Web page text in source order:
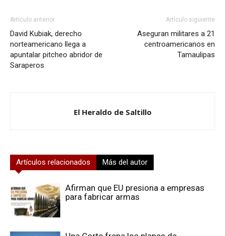
Artículo anterior
David Kubiak, derecho
norteamericano llega a
apuntalar pitcheo abridor de
Saraperos⁩
Artículo siguiente
Aseguran militares a 21
centroamericanos en
Tamaulipas
El Heraldo de Saltillo
Artículos relacionados Más del autor
Afirman que EU presiona a empresas
para fabricar armas